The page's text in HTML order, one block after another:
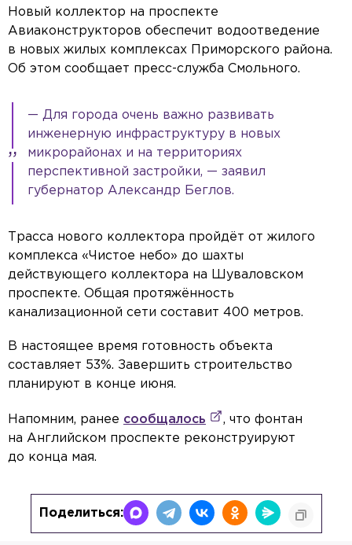
Новый коллектор на проспекте
Авиаконструкторов обеспечит водоотведение
в новых жилых комплексах Приморского района.
Об этом сообщает пресс-служба Смольного.
— Для города очень важно развивать
инженерную инфраструктуру в новых
микрорайонах и на территориях
перспективной застройки, — заявил
губернатор Александр Беглов.
Трасса нового коллектора пройдёт от жилого
комплекса «Чистое небо» до шахты
действующего коллектора на Шуваловском
проспекте. Общая протяжённость
канализационной сети составит 400 метров.
В настоящее время готовность объекта
составляет 53%. Завершить строительство
планируют в конце июня.
Напомним, ранее сообщалось
, что фонтан
на Английском проспекте реконструируют
до конца мая.
Поделиться: